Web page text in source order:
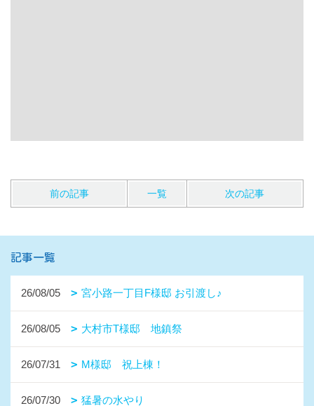
前の記事 一覧 次の記事
記事一覧
26/08/05 宮小路一丁目F様邸 お引渡し♪
26/08/05 大村市T様邸 地鎮祭
26/07/31 M様邸 祝上棟！
26/07/30 猛暑の水やり